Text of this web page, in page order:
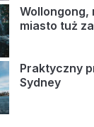
Wollongong,
miasto tuż
Praktyczny
Sydney